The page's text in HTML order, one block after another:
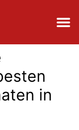
in